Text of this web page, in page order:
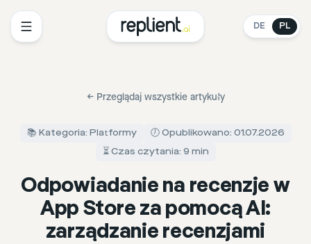
DE PL
← Przeglądaj wszystkie artykuły
📚 Kategoria: Platformy
🕖 Opublikowano: 01.07.2026
⏳ Czas czytania: 9 min
Odpowiadanie na recenzje w
App Store za pomocą AI:
zarządzanie recenzjami